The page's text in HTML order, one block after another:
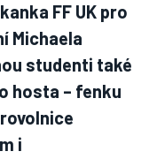
FF UK pro
Michaela
studenti také
hosta – fenku
i